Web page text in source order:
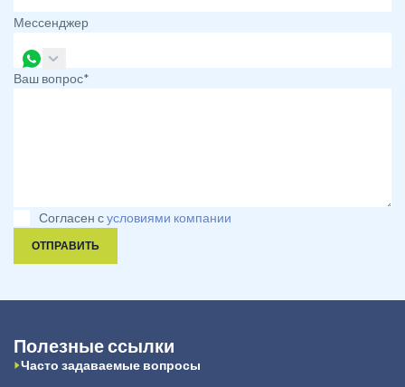
Мессенджер
Ваш вопрос*
Согласен сусловиями компании
ОТПРАВИТЬ
Полезные ссылки
Часто задаваемые вопросы